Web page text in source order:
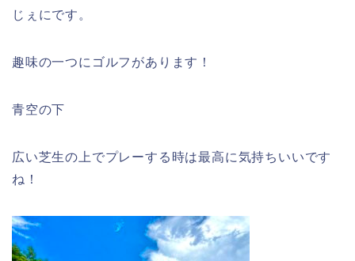
じぇにです。
趣味の一つにゴルフがあります！
青空の下
広い芝生の上でプレーする時は最高に気持ちいいです
ね！